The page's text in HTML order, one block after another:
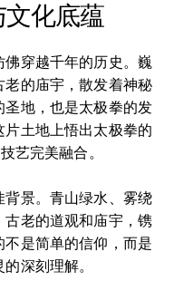
化底蕴
穿越千年的历史。巍
的庙宇，散发着神秘
地，也是太极拳的发
土地上悟出太极拳的
艺完美融合。
景。青山绿水、雾绕
老的道观和庙宇，镌
是简单的信仰，而是
深刻理解。